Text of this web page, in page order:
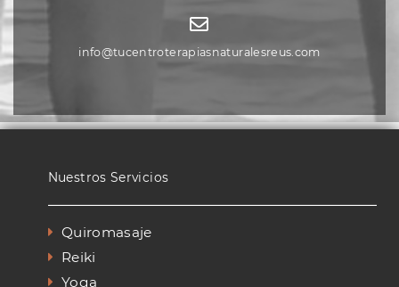
info@tucentroterapiasnaturalesreus.com
Nuestros Servicios
Quiromasaje
Reiki
Yoga